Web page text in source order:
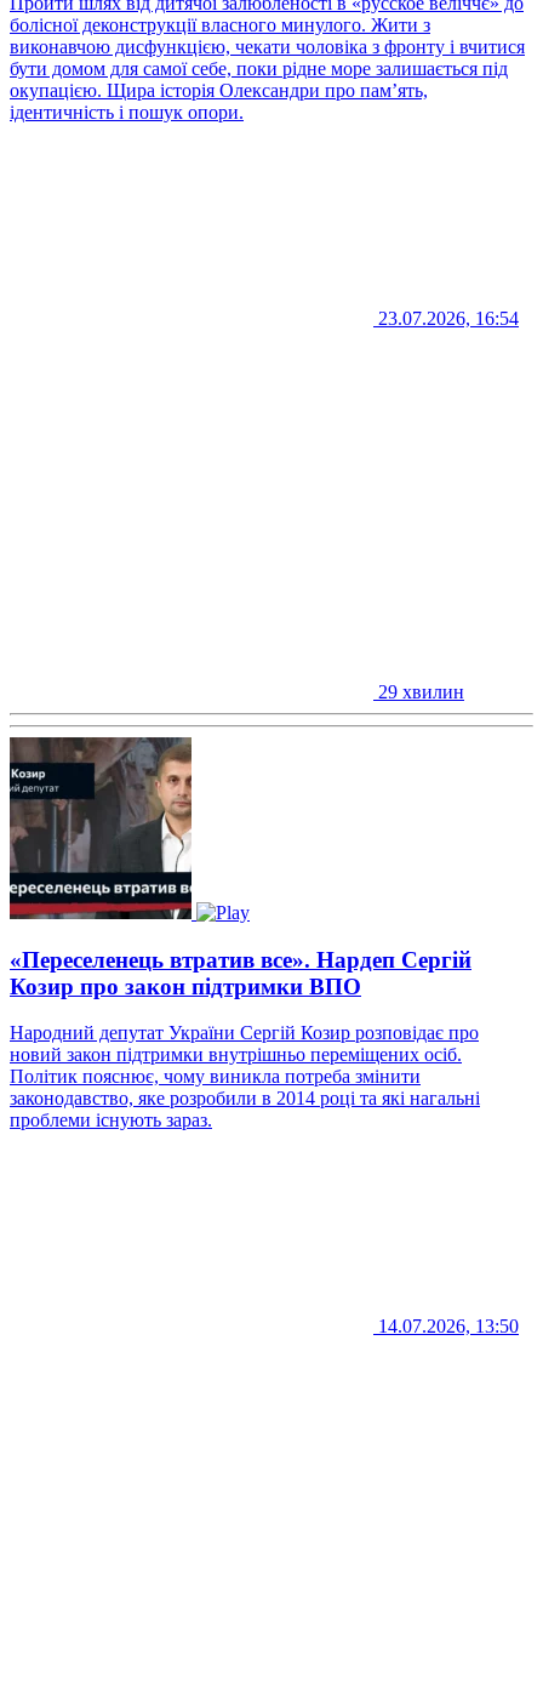
болісної деконструкції власного минулого. Жити з
виконавчою дисфункцією, чекати чоловіка з фронту і вчитися
бути домом для самої себе, поки рідне море залишається під
окупацією. Щира історія Олександри про пам’ять,
ідентичність і пошук опори.
23.07.2026, 16:54
29 хвилин
«Переселенець втратив все». Нардеп Сергій
Козир про закон підтримки ВПО
Народний депутат України Сергій Козир розповідає про
новий закон підтримки внутрішньо переміщених осіб.
Політик пояснює, чому виникла потреба змінити
законодавство, яке розробили в 2014 році та які нагальні
проблеми існують зараз.
14.07.2026, 13:50